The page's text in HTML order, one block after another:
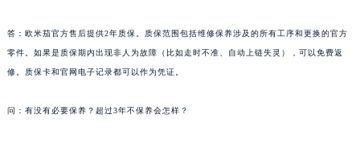
答：欧米茄官方售后提供2年质保。质保范围包括维修保养涉及的所有工序和更换的官方
零件。如果是质保期内出现非人为故障（比如走时不准、自动上链失灵），可以免费返
修。质保卡和官网电子记录都可以作为凭证。
问：有没有必要保养？超过3年不保养会怎样？